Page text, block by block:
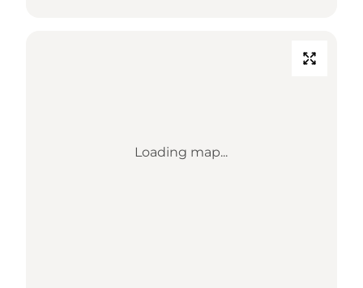
Loading map...